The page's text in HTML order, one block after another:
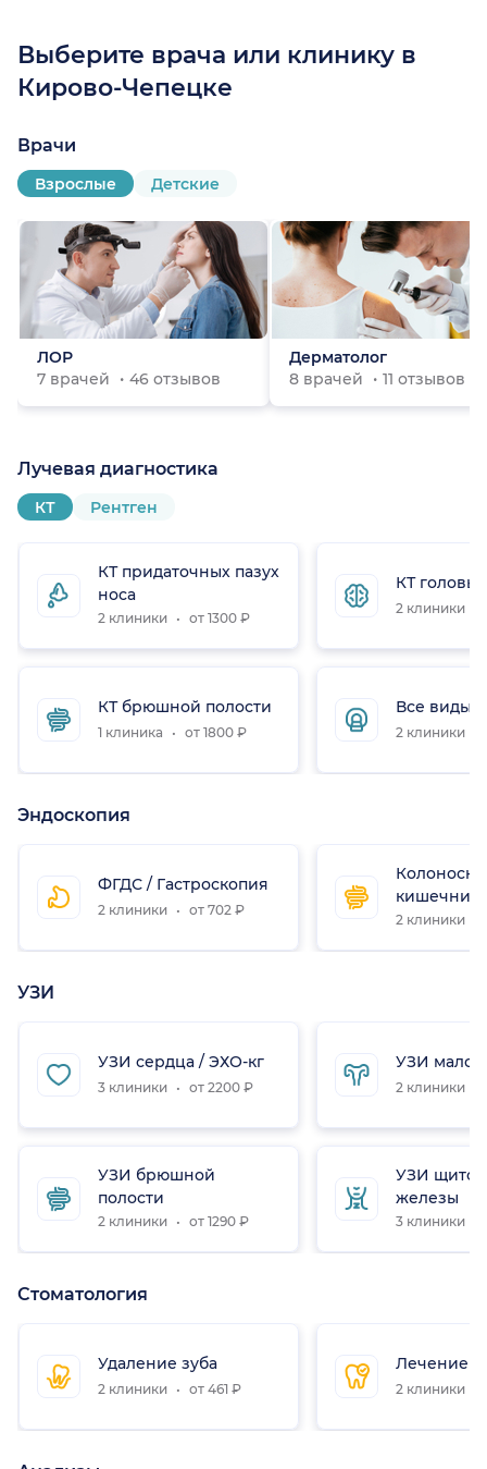
Выберите врача или клинику в
Кирово-Чепецке
Врачи
Взрослые Детские
ЛОР
7 врачей
46 отзывов
Дерматолог
8 врачей
11 отзывов
Лучевая диагностика
КТ Рентген
КТ придаточных пазух
носа
2 клиники от 1300 ₽
КТ брюшной полости
1 клиника от 1800 ₽
КТ головы
2 клиники
Все виды
2 клиники
Эндоскопия
ФГДС / Гастроскопия
2 клиники от 702 ₽
кишечника
2 клиники
УЗИ
УЗИ сердца / ЭХО-кг
3 клиники от 2200 ₽
УЗИ брюшной
полости
2 клиники от 1290 ₽
УЗИ
2 клиники
УЗИ
железы
3 клиники
Стоматология
Удаление зуба
2 клиники от 461 ₽
Лечение
2 клиники